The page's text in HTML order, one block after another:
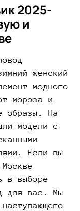
2025-
и
женский
модного
мороза и
образы. На
модели с
Если вы
в выборе
для вас. Мы